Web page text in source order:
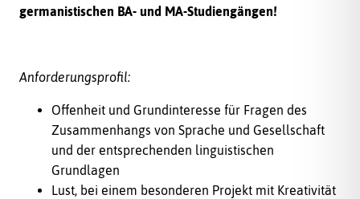
germanistischen BA- und MA-Studiengängen!
Anforderungsprofil:
Offenheit und Grundinteresse für Fragen des
Zusammenhangs von Sprache und Gesellschaft
und der entsprechenden linguistischen
Grundlagen
Lust, bei einem besonderen Projekt mit Kreativität